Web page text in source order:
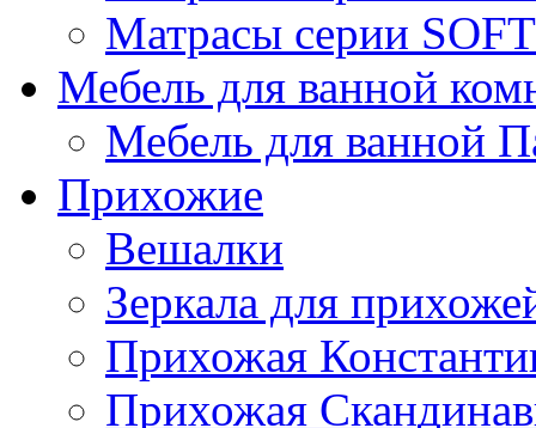
Матрасы серии SOFT
Мебель для ванной
Мебель для ванной
Прихожие
Вешалки
Зеркала для
Прихожая
Прихожая